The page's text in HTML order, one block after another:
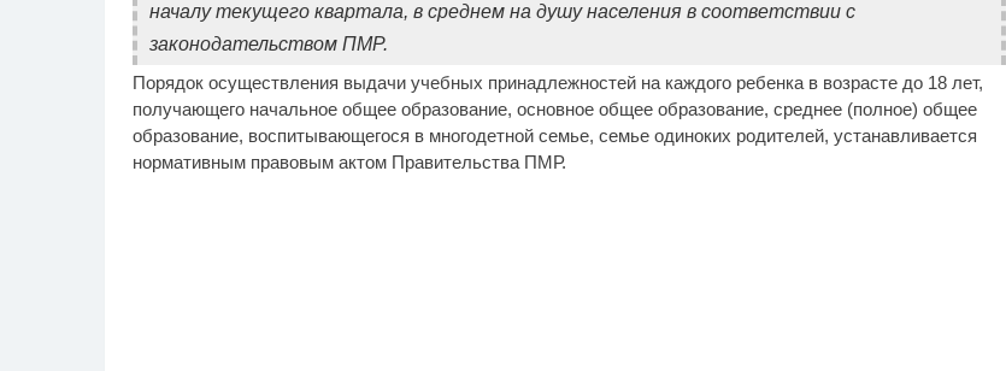
началу текущего квартала, в среднем на душу населения в соответствии с
законодательством ПМР.
Порядок осуществления выдачи учебных принадлежностей на каждого ребенка в возрасте до 18 лет,
получающего начальное общее образование, основное общее образование, среднее (полное) общее
образование, воспитывающегося в многодетной семье, семье одиноких родителей, устанавливается
нормативным правовым актом Правительства ПМР.